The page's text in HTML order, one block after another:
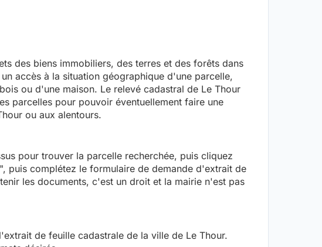
des biens immobiliers, des terres et des forêts dans
accès à la situation géographique d'une parcelle,
ou d'une maison. Le relevé cadastral de Le Thour
parcelles pour pouvoir éventuellement faire une
ou aux alentours.
pour trouver la parcelle recherchée, puis cliquez
puis complétez le formulaire de demande d'extrait de
les documents, c'est un droit et la mairie n'est pas
de feuille cadastrale de la ville de Le Thour.